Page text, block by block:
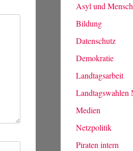
Asyl und
Bildung
Datenschutz
Demokratie
Landtagsarbeit
Landtagswahlen
Medien
Netzpolitik
Piraten intern